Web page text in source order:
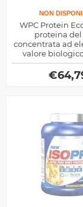
NON
WPC Protein
proteina del
concentrata ad
valore
subito dopo lo
per innescare il
muscolare ed
€